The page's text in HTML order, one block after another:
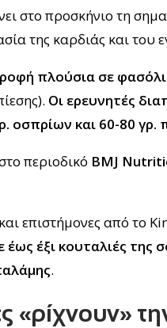
στο προσκήνιο τη
της καρδιάς και του
πλούσια σε
Οι ερευνητές
οσπρίων και 60-80 γρ.
περιοδικό BMJ
επιστήμονες από το
έξι κουταλιές
.
«ρίχνουν»